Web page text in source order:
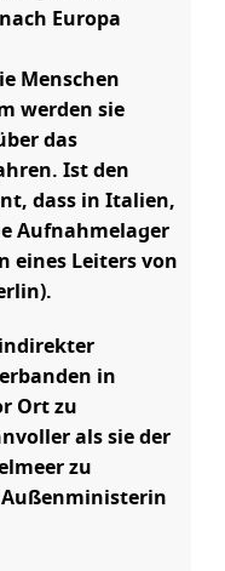
Europa
Menschen
werden sie
das
Ist den
dass in Italien,
Aufnahmelager
eines Leiters von
in
Ort zu
als sie der
zu